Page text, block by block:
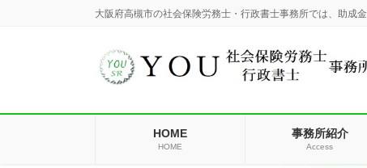
大阪府高槻市の社会保険労務士・行政書士事務所では、助成
HOME
HOME
事務所紹介
Access